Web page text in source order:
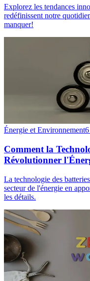
Explorez les tendances
redéfinissent notre
manquer!
Énergie et Environnement6
Comment la
Révolutionner
La technologie des
secteur de l'énergie en
les détails.